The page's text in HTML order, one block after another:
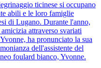
ticinese si occupano
abili e le loro famiglie
di Lugano. Durante l'anno,
attraverso svariati
ha pronunciato la sua
dell'assistente del
foulard bianco, Yvonne.